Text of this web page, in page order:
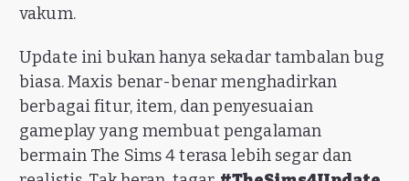
vakum.
Update ini bukan hanya sekadar tambalan bug
biasa. Maxis benar-benar menghadirkan
berbagai fitur, item, dan penyesuaian
gameplay yang membuat pengalaman
bermain The Sims 4 terasa lebih segar dan